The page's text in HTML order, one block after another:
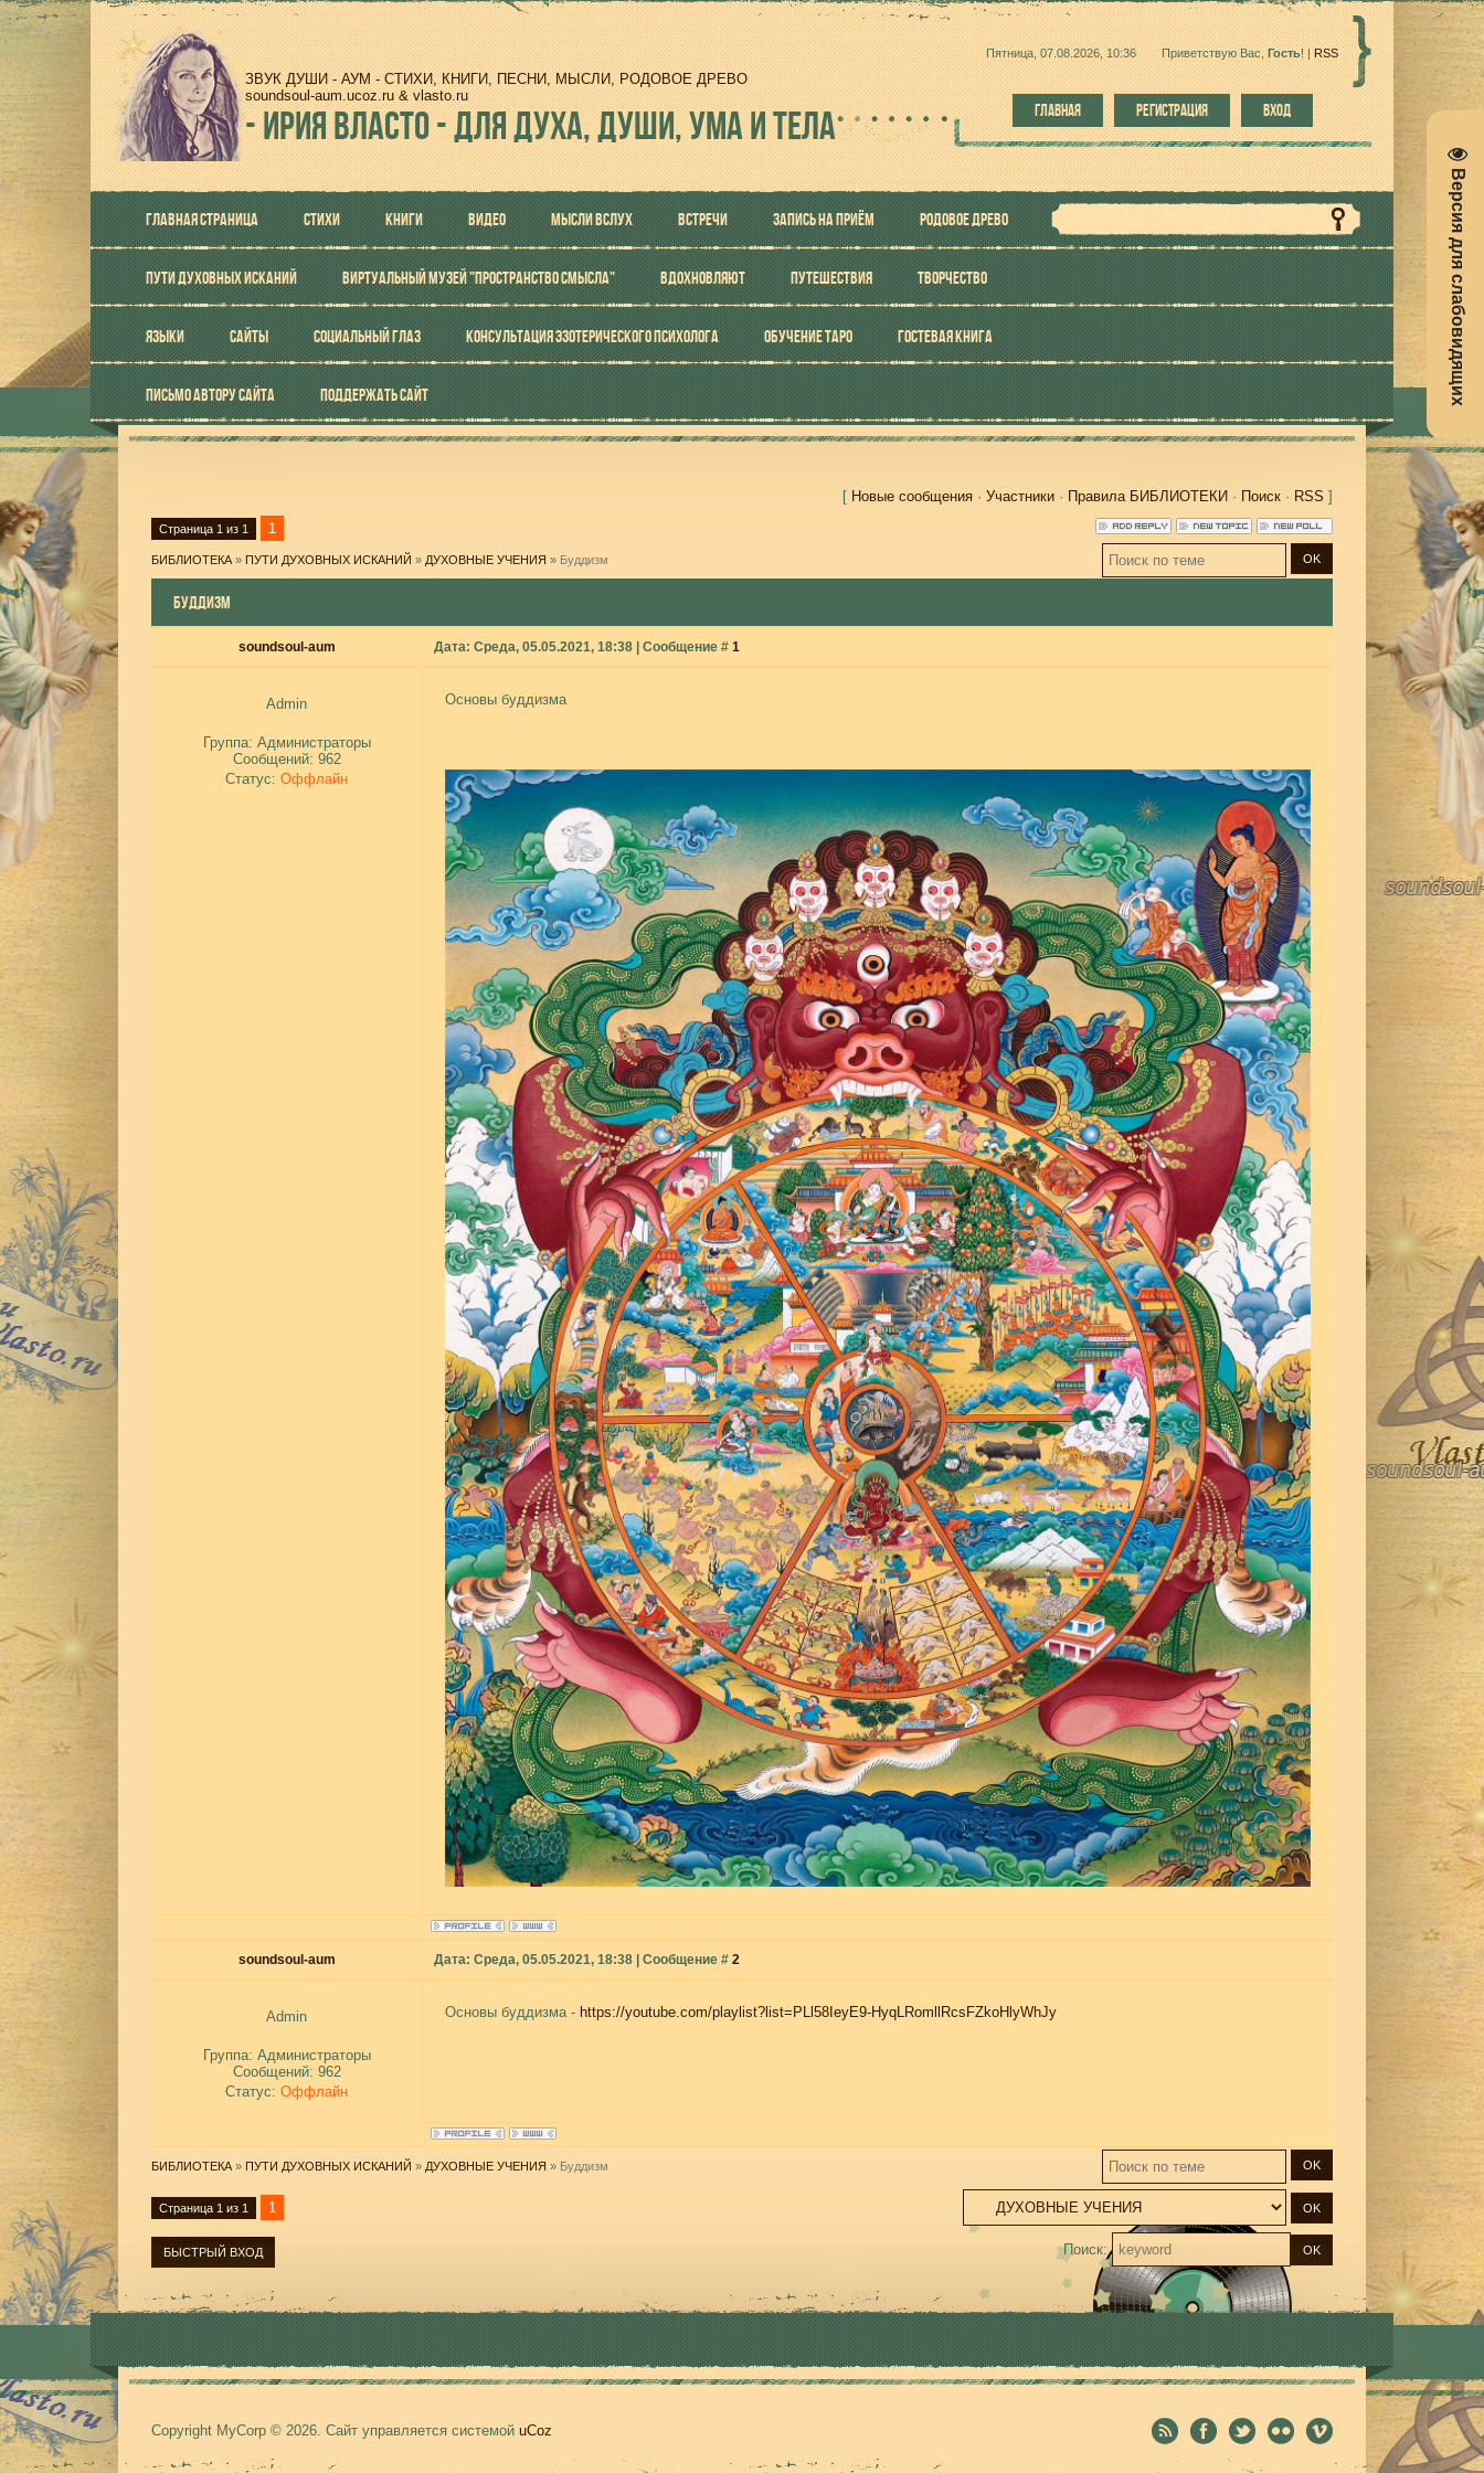
Версия для слабовидящих
ЗВУК ДУШИ - АУМ - СТИХИ, КНИГИ, ПЕСНИ, МЫСЛИ, РОДОВОЕ ДРЕВО
soundsoul-aum.ucoz.ru & vlasto.ru
-ИРИЯ ВЛАСТО - ДЛЯ ДУХА, ДУШИ, УМА И ТЕЛА
Пятница, 07.08.2026, 10:36 Приветствую Вас Гость! | RSS
ГЛАВНАЯ РЕГИСТРАЦИЯ ВХОД
ГЛАВНАЯ СТРАНИЦА СТИХИ КНИГИ ВИДЕО МЫСЛИ ВСЛУХ ВСТРЕЧИ ЗАПИСЬ НА ПРИЁМ РОДОВОЕ ДРЕВО
ПУТИ ДУХОВНЫХ ИСКАНИЙ ВИРТУАЛЬНЫЙ МУЗЕЙ "ПРОСТРАНСТВО СМЫСЛА" ВДОХНОВЛЯЮТ ПУТЕШЕСТВИЯ ТВОРЧЕСТВО
ЯЗЫКИ САЙТЫ СОЦИАЛЬНЫЙ ГЛАЗ КОНСУЛЬТАЦИЯ ЭЗОТЕРИЧЕСКОГО ПСИХОЛОГА ОБУЧЕНИЕ ТАРО ГОСТЕВАЯ КНИГА
ПИСЬМО АВТОРУ САЙТА ПОДДЕРЖАТЬ САЙТ
[ Новые сообщения · Участники · Правила БИБЛИОТЕКИ · Поиск · RSS ]
Страница 1 из 1 1
БИБЛИОТЕКА » ПУТИ ДУХОВНЫХ ИСКАНИЙ » ДУХОВНЫЕ УЧЕНИЯ » Буддизм
БУДДИЗМ
soundsoul-aum Дата: Среда, 05.05.2021, 18:38 | Сообщение # 1
Admin
Группа: Администраторы
Сообщений: 962
Статус: Оффлайн
Основы буддизма
soundsoul-aum Дата: Среда, 05.05.2021, 18:38 | Сообщение # 2
Admin
Группа: Администраторы
Сообщений: 962
Статус: Оффлайн
Основы буддизма - https://youtube.com/playlist?list=PLl58IeyE9-HyqLRomllRcsFZkoHlyWhJy
БИБЛИОТЕКА » ПУТИ ДУХОВНЫХ ИСКАНИЙ » ДУХОВНЫЕ УЧЕНИЯ » Буддизм
Страница 1 из 1 1
Поиск:
Copyright MyCorp © 2026. Сайт управляется системой uCoz